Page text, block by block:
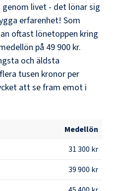
livet - det lönar sig
erfarenhet! Som
oftast lönetoppen kring
på 49 900 kr.
och äldsta
tusen kronor per
att se fram emot i
Medellön
31 300 kr
39 900 kr